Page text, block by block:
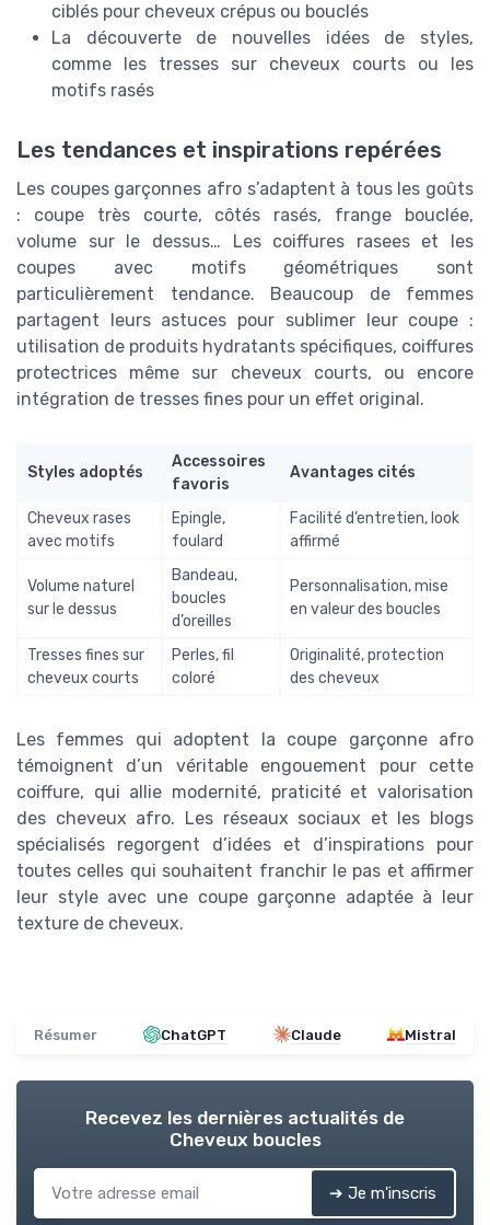
ciblés pour cheveux crépus ou bouclés
La découverte de nouvelles idées de styles,
comme les tresses sur cheveux courts ou les
motifs rasés
Les tendances et inspirations repérées
Les coupes garçonnes afro s’adaptent à tous les goûts
: coupe très courte, côtés rasés, frange bouclée,
volume sur le dessus… Les coiffures rasees et les
coupes avec motifs géométriques sont
particulièrement tendance. Beaucoup de femmes
partagent leurs astuces pour sublimer leur coupe :
utilisation de produits hydratants spécifiques, coiffures
protectrices même sur cheveux courts, ou encore
intégration de tresses fines pour un effet original.
Styles adoptés
Accessoires
favoris
Avantages cités
Cheveux rases
avec motifs
Epingle,
foulard
Facilité d’entretien, look
affirmé
Volume naturel
sur le dessus
Bandeau,
boucles
d’oreilles
Personnalisation, mise
en valeur des boucles
Tresses fines sur
cheveux courts
Perles, fil
coloré
Originalité, protection
des cheveux
Les femmes qui adoptent la coupe garçonne afro
témoignent d’un véritable engouement pour cette
coiffure, qui allie modernité, praticité et valorisation
des cheveux afro. Les réseaux sociaux et les blogs
spécialisés regorgent d’idées et d’inspirations pour
toutes celles qui souhaitent franchir le pas et affirmer
leur style avec une coupe garçonne adaptée à leur
texture de cheveux.
Résumer ChatGPT Claude Mistral
Recevez les dernières actualités de
Cheveux boucles
➔ Je m'inscris